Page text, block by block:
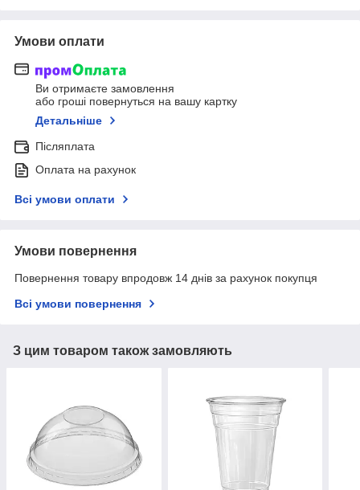
Умови оплати
Ви отримаєте замовлення
або гроші повернуться на вашу картку
Детальніше
Післяплата
Оплата на рахунок
Всі умови оплати
Умови повернення
Повернення товару впродовж 14 днів за рахунок покупця
Всі умови повернення
З цим товаром також замовляють